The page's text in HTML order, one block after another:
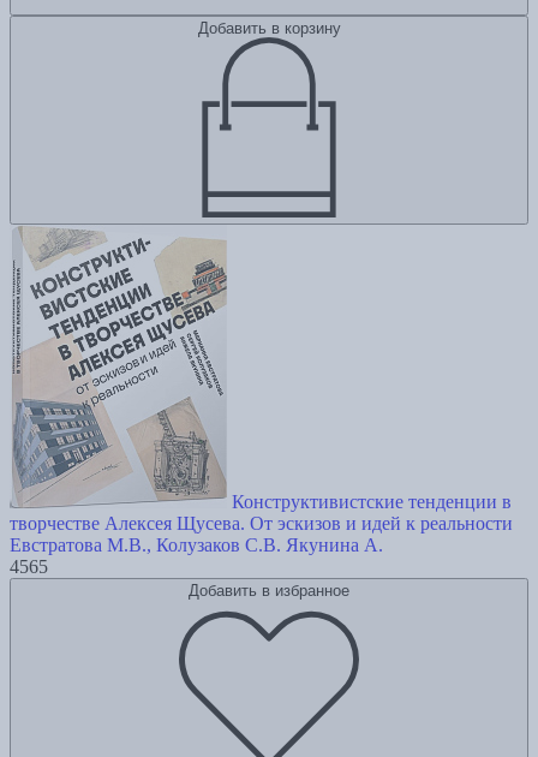
Добавить в корзину
Конструктивистские тенденции в
творчестве Алексея Щусева. От эскизов и идей к реальности
Евстратова М.В., Колузаков С.В. Якунина А.
4565
Добавить в избранное